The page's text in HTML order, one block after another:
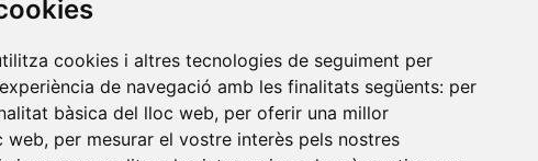
cookies i altres tecnologies de seguiment per
de navegació amb les finalitats següents: per
bàsica del lloc web, per oferir una millor
web, per mesurar el vostre interès pels nostres